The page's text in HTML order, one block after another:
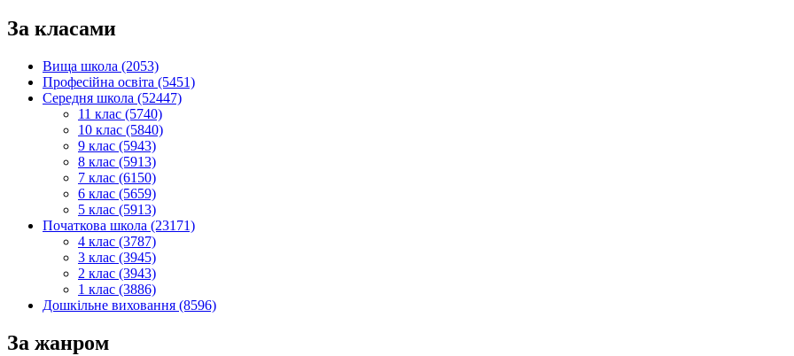
За класами
Вища школа (2053)
Професійна освіта (5451)
Середня школа (52447)
11 клас (5740)
10 клас (5840)
9 клас (5943)
8 клас (5913)
7 клас (6150)
6 клас (5659)
5 клас (5913)
Початкова школа (23171)
4 клас (3787)
3 клас (3945)
2 клас (3943)
1 клас (3886)
Дошкільне виховання (8596)
За жанром